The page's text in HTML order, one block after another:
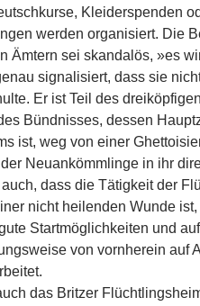
Kleiderspenden
werden organisiert. Die
Ämtern sei skandalös, »es
signalisiert, dass sie
Er ist Teil des dreiköpfigen
Bündnisses, dessen
ist, weg von einer
Neuankömmlinge in ihr
dass die Tätigkeit der
nicht heilenden Wunde
Startmöglichkeiten und
von vornherein auf
das Britzer